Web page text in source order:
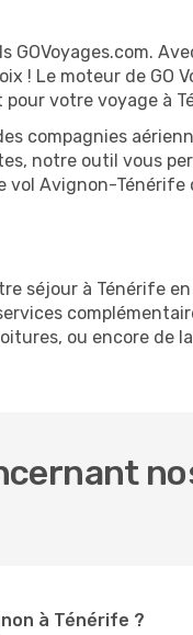
! Le moteur de GO
votre voyage à
compagnies
notre outil vous
Avignon-Ténérife
séjour à Ténérife
ou encore de
à Ténérife ?